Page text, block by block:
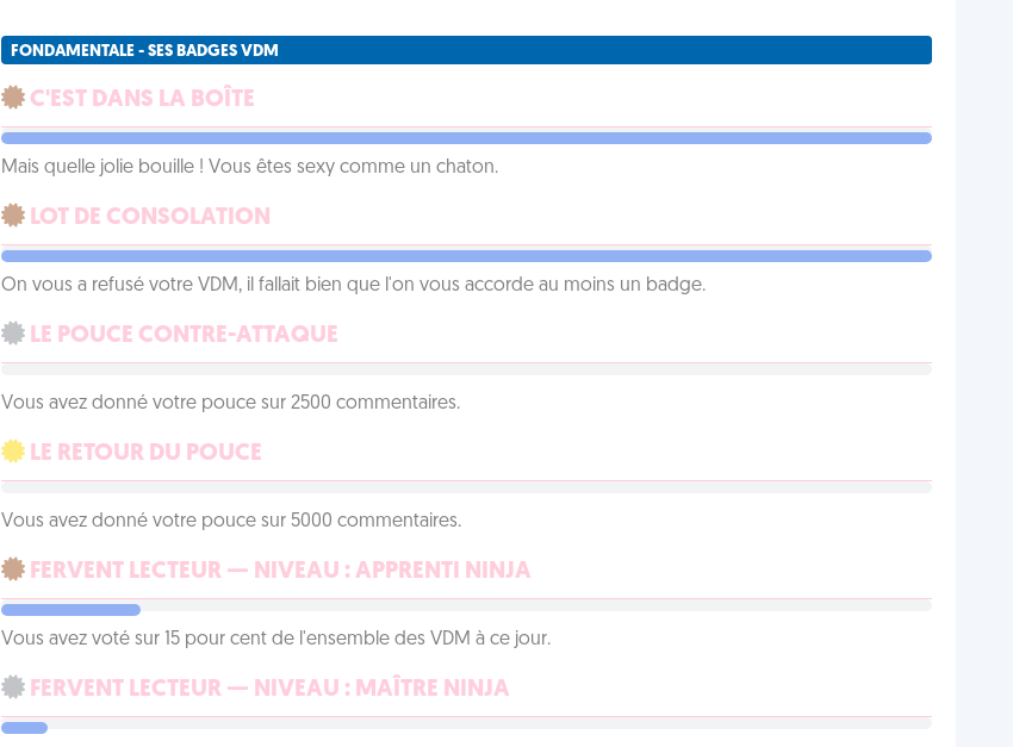
FONDAMENTALE - SES BADGES VDM
C'EST DANS LA BOÎTE
Mais quelle jolie bouille ! Vous êtes sexy comme un chaton.
LOT DE CONSOLATION
On vous a refusé votre VDM, il fallait bien que l'on vous accorde au moins un badge.
LE POUCE CONTRE-ATTAQUE
Vous avez donné votre pouce sur 2500 commentaires.
LE RETOUR DU POUCE
Vous avez donné votre pouce sur 5000 commentaires.
FERVENT LECTEUR — NIVEAU : APPRENTI NINJA
Vous avez voté sur 15 pour cent de l'ensemble des VDM à ce jour.
FERVENT LECTEUR — NIVEAU : MAÎTRE NINJA